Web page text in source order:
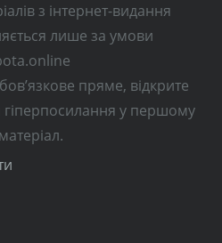
з інтернет-видання
лише за умови
пряме, відкрите
у першому